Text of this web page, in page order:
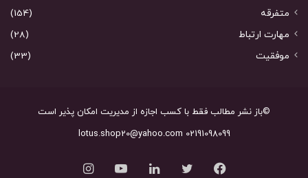
متفرقه
(154)
مهارت ارتباط
(28)
موفقیت
(33)
©باز نشر مطالب فقط با کسب اجازه از مدیریت امکان پذیر است
02191098099 lotus.shop20@yahoo.com
فیس توییترلینکدینیوتیوباینستاگرام